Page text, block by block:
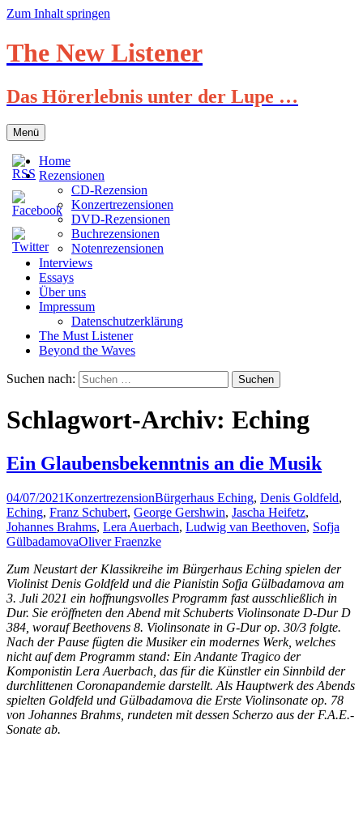
Zum Inhalt springen
The New Listener
Das Hörerlebnis unter der Lupe …
Menü
Home
Rezensionen
CD-Rezension
Konzertrezensionen
DVD-Rezensionen
Buchrezensionen
Notenrezensionen
Interviews
Essays
Über uns
Impressum
Datenschutzerklärung
The Must Listener
Beyond the Waves
Suchen nach:
Schlagwort-Archiv: Eching
Ein Glaubensbekenntnis an die Musik
04/07/2021KonzertrezensionBürgerhaus Eching, Denis Goldfeld,
Eching, Franz Schubert, George Gershwin, Jascha Heifetz,
Johannes Brahms, Lera Auerbach, Ludwig van Beethoven, Sofja
GülbadamovaOliver Fraenzke
Zum Neustart der Klassikreihe im Bürgerhaus Eching spielen der
Violinist Denis Goldfeld und die Pianistin Sofja Gülbadamova am
3. Juli 2021 ein hoffnungsvolles Programm fast ausschließlich in
Dur. Sie eröffneten den Abend mit Schuberts Violinsonate D-Dur D
384, worauf Beethovens 8. Violinsonate in G-Dur op. 30/3 folgte.
Nach der Pause fügten die Musiker ein modernes Werk, welches
nicht auf dem Programm stand: Ein Andante Tragico der
Komponistin Lera Auerbach, das für die Künstler ein Sinnbild der
durchlittenen Coronapandemie darstellt. Als Hauptwerk des Abends
spielten Goldfeld und Gülbadamova die Erste Violinsonate op. 78
von Johannes Brahms, rundeten mit dessen Scherzo aus der F.A.E.-
Sonate ab.